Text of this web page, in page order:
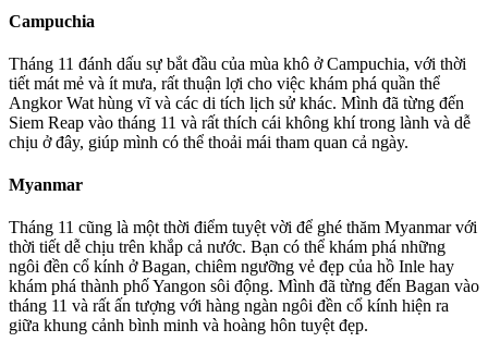
Campuchia
Tháng 11 đánh dấu sự bắt đầu của mùa khô ở Campuchia, với thời
tiết mát mẻ và ít mưa, rất thuận lợi cho việc khám phá quần thể
Angkor Wat hùng vĩ và các di tích lịch sử khác. Mình đã từng đến
Siem Reap vào tháng 11 và rất thích cái không khí trong lành và dễ
chịu ở đây, giúp mình có thể thoải mái tham quan cả ngày.
Myanmar
Tháng 11 cũng là một thời điểm tuyệt vời để ghé thăm Myanmar với
thời tiết dễ chịu trên khắp cả nước. Bạn có thể khám phá những
ngôi đền cổ kính ở Bagan, chiêm ngưỡng vẻ đẹp của hồ Inle hay
khám phá thành phố Yangon sôi động. Mình đã từng đến Bagan vào
tháng 11 và rất ấn tượng với hàng ngàn ngôi đền cổ kính hiện ra
giữa khung cảnh bình minh và hoàng hôn tuyệt đẹp.